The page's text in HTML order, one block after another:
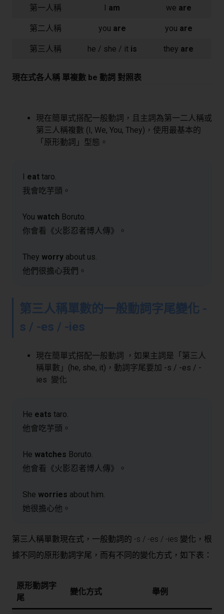
第一人稱 I am we are
第二人稱 you are you are
第三人稱 he / she / it is they are
現在式各人稱 單複數 be 動詞 對照表
現在簡單式搭配一般動詞，且主詞為第一二人稱或
第三人稱複數 (I, We, You, They)，使用最基本的
「原形動詞」型態。
I eat taro.
我會吃芋頭。
You watch Boruto.
你會看《火影忍者博人傳》。
They worry about us.
他們很擔心我們。
第三人稱單數的一般動詞字尾變化 -
s / -es / -ies
現在簡單式搭配一般動詞 ，如果主詞是「第三人
稱單數」(he, she, it)，動詞字尾要加 -s / -es / -
ies 變化
He eats taro.
他會吃芋頭。
He watches Boruto.
他會看《火影忍者博人傳》。
She worries about him.
她很擔心他。
第三人稱單數現在式，一般動詞的 -s / -es / -ies 變化，根
據不同的原形動詞字尾，而有不同的變化方式，如下表：
原形動詞字
尾
變化方式 舉例